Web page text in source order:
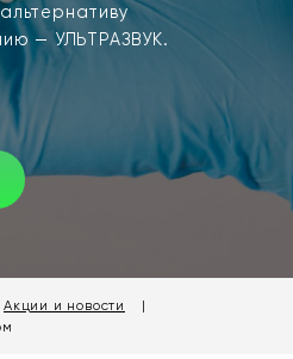
— УЛЬТРАЗВУК.
Акции и новости
|